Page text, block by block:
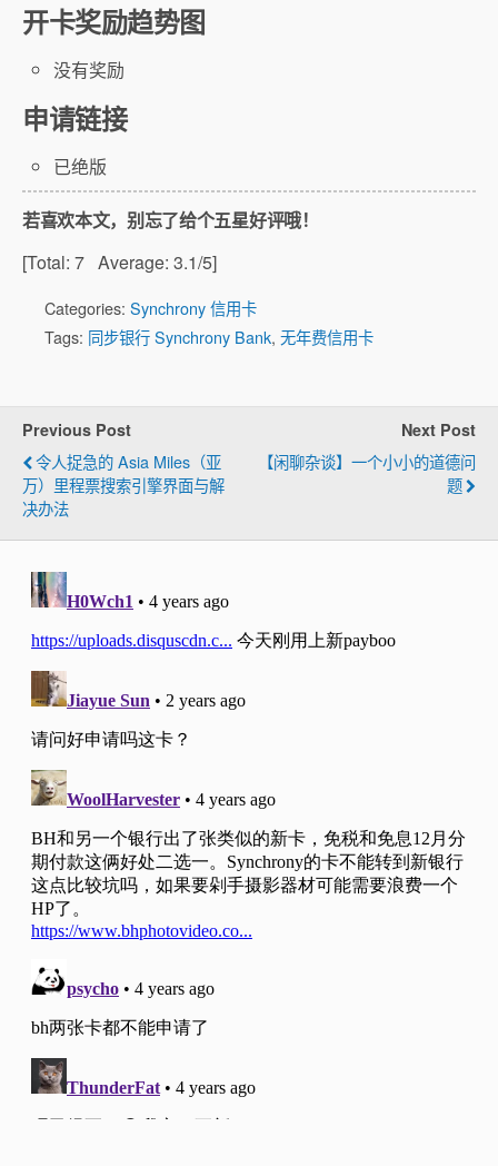
开卡奖励趋势图
没有奖励
申请链接
已绝版
若喜欢本文，别忘了给个五星好评哦！
[Total: 7 Average: 3.1/5]
Categories: Synchrony 信用卡
Tags: 同步银行 Synchrony Bank, 无年费信用卡
Previous Post
令人捉急的 Asia Miles（亚
万）里程票搜索引擎界面与解
决办法
Next Post
【闲聊杂谈】一个小小的道德问
题